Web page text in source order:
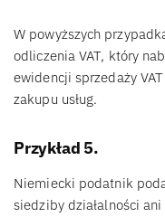
W powyższych
odliczenia VAT, który
ewidencji sprzedaży
zakupu usług.
Przykład 5.
Niemiecki podatnik
siedziby działalności